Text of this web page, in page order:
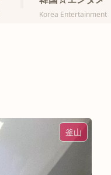
Korea Entertainment
釜山